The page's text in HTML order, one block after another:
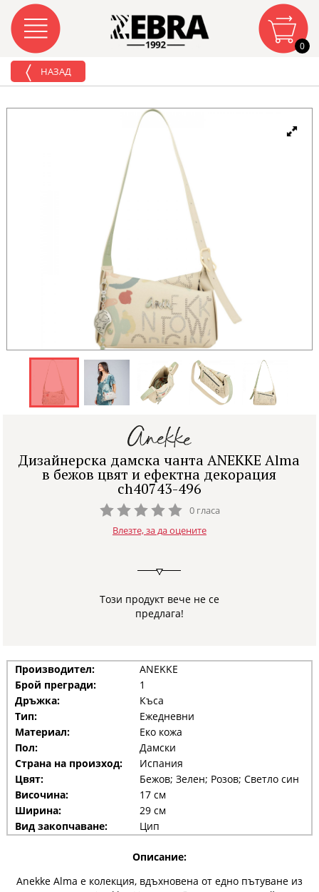
0
НАЗАД
Дизайнерска дамска чанта ANEKKE Alma
в бежов цвят и ефектна декорация
ch40743-496
0 гласа
Влезте, за да оцените
Този продукт вече не се
предлага!
Производител:
ANEKKE
Брой прегради:
1
Дръжка:
Къса
Тип:
Ежедневни
Материал:
Еко кожа
Пол:
Дамски
Страна на произход:
Испания
Цвят:
Бежов; Зелен; Розов; Светло син
Височина:
17 см
Ширина:
29 см
Вид закопчаване:
Цип
Описание:
Anekke Alma е колекция, вдъхновена от едно пътуване из